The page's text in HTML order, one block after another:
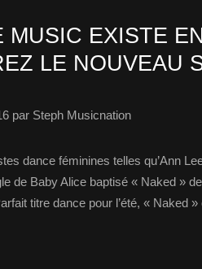
MUSIC EXISTE
LE NOUVEAU
par Steph Musicnation
dance féminines telles qu’Ann
de Baby Alice baptisé « Naked »
titre dance pour l’été, « Naked »